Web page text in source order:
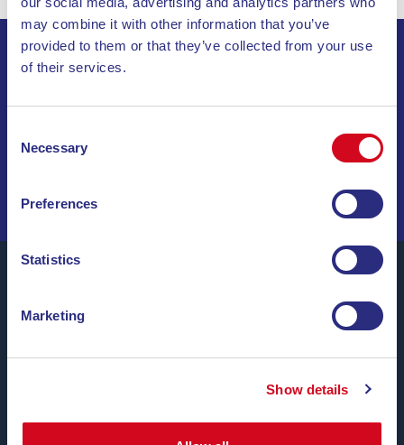
may combine it with other information that you’ve
provided to them or that they’ve collected from your use
of their services.
Selection
Necessary
Preferences
Statistics
Marketing
Show details
ABONNIEREN SIE UNSEREN NEWSLETTER
Bis zu24 Überfahrten täglichdas ganze Jahr über zu
zwischen den Häfen von Piombino
Wir freuen uns, Sie an Bord begrüßen zu dürfen.